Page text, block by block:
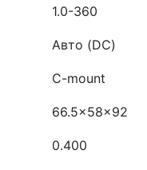
1.0-360
Авто (DC)
C-mount
66.5x58x92
0.400